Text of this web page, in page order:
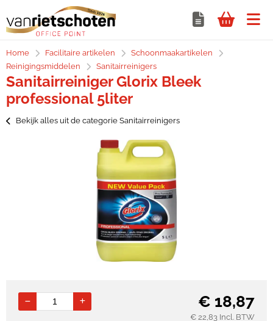
Home Facilitaire artikelen
Schoonmaakartikelen
Reinigingsmiddelen
Sanitairreinigers
Sanitairreiniger Glorix Bleek
professional 5liter
Bekijk alles uit de categorie Sanitairreinigers
€ 18,87
€ 22,83 Incl. BTW